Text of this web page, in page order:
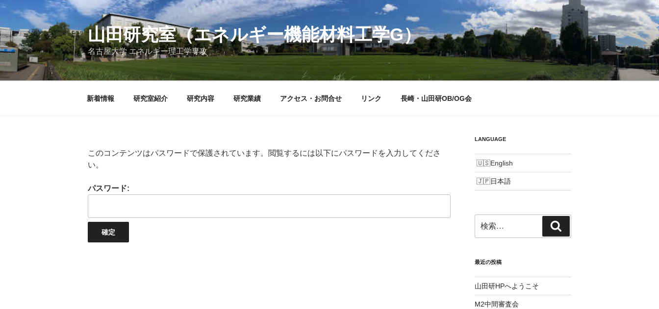
コ
テ
ン
ツ
へ
ス
山田研究室（エネルギー機能材料工学G）
名古屋大学 エネルギー理工学専攻
新着情報 研究室紹介 研究内容 研究業績 アクセス・お問合せ リンク 長崎・山田研OB/OG会
このコンテンツはパスワードで保護されています。閲覧するには以下にパスワードを入力してくださ
い。
パスワード:
LANGUAGE
English
日本語
索:
索
最近の投稿
山田研HPへようこそ
M2中間審査会